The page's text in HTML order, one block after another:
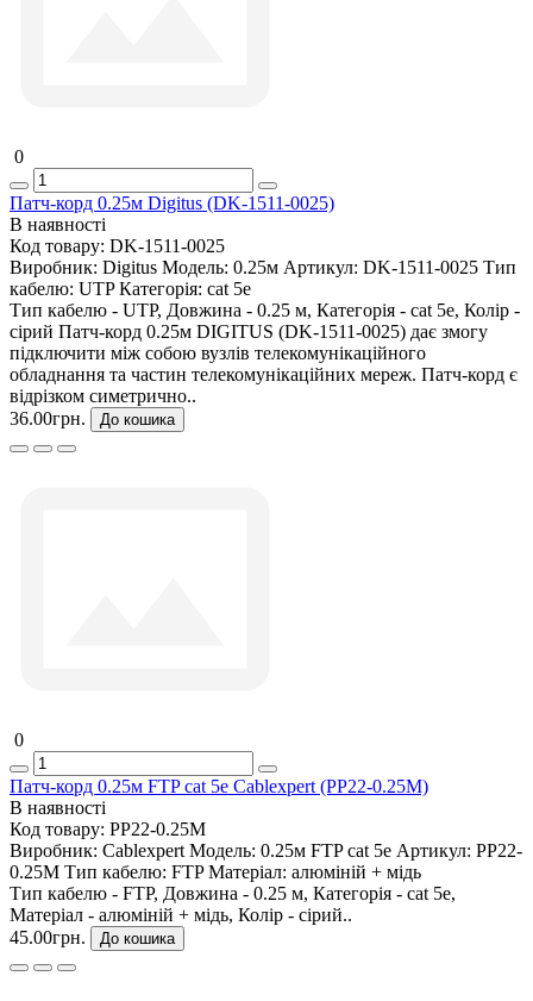
0
Патч-корд 0.25м Digitus (DK-1511-0025)
В наявності
Код товару: DK-1511-0025
Виробник: Digitus Модель: 0.25м Артикул: DK-1511-0025 Тип
кабелю: UTP Категорія: cat 5e
Тип кабелю - UTP, Довжина - 0.25 м, Категорія - cat 5e, Колір -
сірий Патч-корд 0.25м DIGITUS (DK-1511-0025) дає змогу
підключити між собою вузлів телекомунікаційного
обладнання та частин телекомунікаційних мереж. Патч-корд є
відрізком симетрично..
36.00грн.
До кошика
0
Патч-корд 0.25м FTP cat 5е Cablexpert (PP22-0.25M)
В наявності
Код товару: PP22-0.25M
Виробник: Cablexpert Модель: 0.25м FTP cat 5е Артикул: PP22-
0.25M Тип кабелю: FTP Матеріал: алюміній + мідь
Тип кабелю - FTP, Довжина - 0.25 м, Категорія - cat 5e,
Матеріал - алюміній + мідь, Колір - сірий..
45.00грн.
До кошика